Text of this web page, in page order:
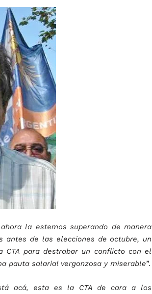
la estemos superando de manera
antes de las elecciones de octubre, un
CTA para destrabar un conflicto con el
pauta salarial vergonzosa y miserable”.
acá, esta es la CTA de cara a los